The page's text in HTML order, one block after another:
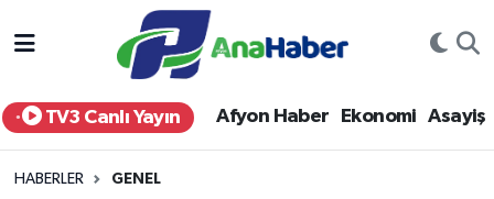
TV3 Canlı Yayın Afyon Haber Ekonomi Asayiş
HABERLER GENEL
Yurt Haber
Afyon Haber
Afyonkarahisar Nöbetçi Eczaneler
Afyonkarahisar Hava Durumu